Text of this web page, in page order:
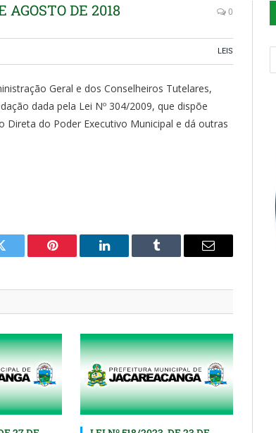
DE 2018 0
LEIS
Geral e dos Conselheiros Tutelares,
dada pela Lei Nº 304/2009, que dispõe
Direta do Poder Executivo Municipal e dá outras
Pinterest
O
Tumblr
E-